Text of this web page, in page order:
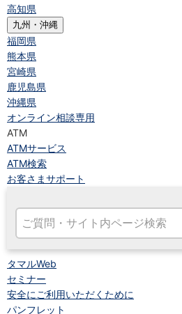
高知県
九州・沖縄
福岡県
熊本県
宮崎県
鹿児島県
沖縄県
オンライン相談専用
ATM
ATMサービス
ATM検索
お客さまサポート
タマルWeb
セミナー
安全にご利用いただくために
パンフレット